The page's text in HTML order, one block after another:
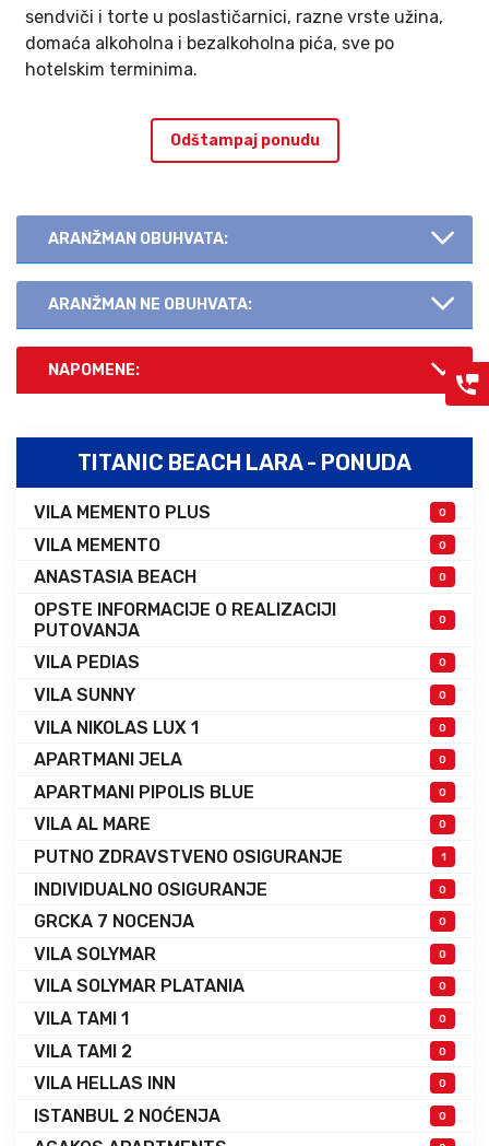
sendviči i torte u poslastičarnici, razne vrste užina,
domaća alkoholna i bezalkoholna pića, sve po
hotelskim terminima.
Odštampaj ponudu
ARANŽMAN OBUHVATA:
ARANŽMAN NE OBUHVATA:
NAPOMENE:
TITANIC BEACH LARA - PONUDA
VILA MEMENTO PLUS 0
VILA MEMENTO 0
ANASTASIA BEACH 0
OPSTE INFORMACIJE O REALIZACIJI
PUTOVANJA
0
VILA PEDIAS 0
VILA SUNNY 0
VILA NIKOLAS LUX 1 0
APARTMANI JELA 0
APARTMANI PIPOLIS BLUE 0
VILA AL MARE 0
PUTNO ZDRAVSTVENO OSIGURANJE 1
INDIVIDUALNO OSIGURANJE 0
GRCKA 7 NOCENJA 0
VILA SOLYMAR 0
VILA SOLYMAR PLATANIA 0
VILA TAMI 1 0
VILA TAMI 2 0
VILA HELLAS INN 0
ISTANBUL 2 NOĆENJA 0